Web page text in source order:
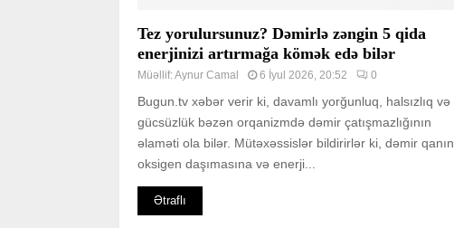
Tez yorulursunuz? Dəmirlə zəngin 5 qida
enerjinizi artırmağa kömək edə bilər
Müəllif:Aynur Camal 6 İyul 2026, 20:52 0
Bugun.tv xəbər verir ki, davamlı yorğunluq, halsızlıq və
gücsüzlük bəzən orqanizmdə dəmir çatışmazlığının
əlaməti ola bilər. Mütəxəssislər bildirirlər ki, dəmir qanın
oksigen daşımasına və enerji...
Ətraflı